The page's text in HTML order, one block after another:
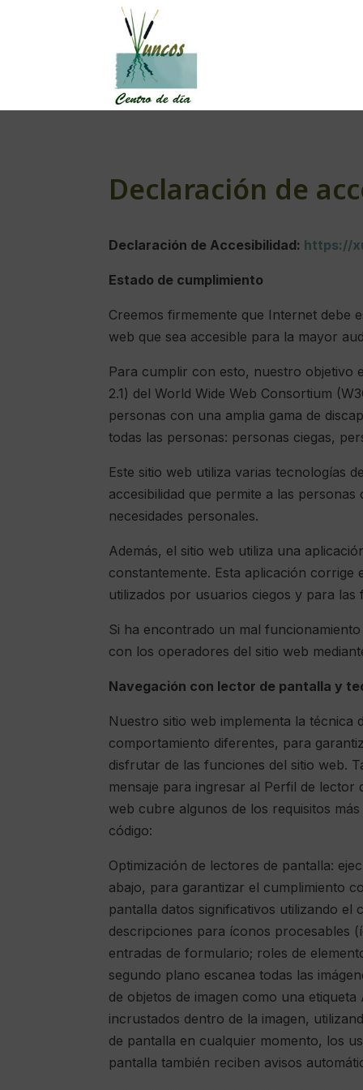
Declaración de
Declaración de Accesibilidad: https://
Estado de cumplimiento
Creemos firmemente que Internet debe
web que sea accesible para la mayor
Para cumplir con esto, nuestro objetivo
2.1) del World Wide Web Consortium
personas con una amplia gama de
todas las personas: personas ciegas,
Este sitio web utiliza varias tecnologías
accesibilidad que permite a las
necesidades personales.
Además, el sitio web utiliza una
constantemente. Esta aplicación
utilizados por usuarios ciegos y para
Si ha encontrado un mal
con los operadores del sitio web
Navegación con lector de pantalla y
Nuestro sitio web implementa la
comportamiento diferentes, para
disfrutar de las funciones del sitio web.
mensaje para ingresar al Perfil de
web cubre algunos de los requisitos
código:
Optimización de lectores de pantalla:
abajo, para garantizar el cumplimiento
pantalla datos significativos utilizando
descripciones para íconos procesables
entradas de formulario; roles de
segundo plano escanea todas las
de objetos de imagen como una
incrustados dentro de la imagen,
de pantalla en cualquier momento, los
pantalla también reciben avisos